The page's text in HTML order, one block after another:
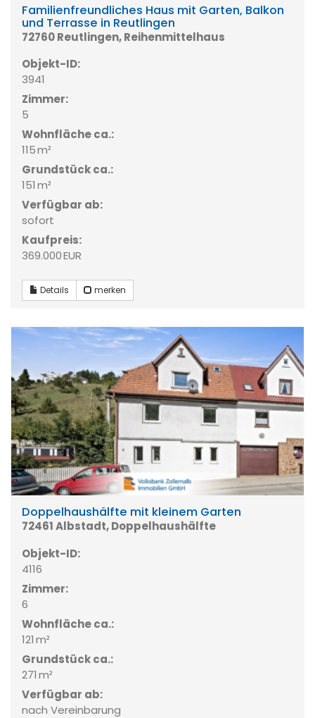
Familienfreundliches Haus mit Garten, Balkon
und Terrasse in Reutlingen
72760 Reutlingen, Reihenmittelhaus
Objekt-ID:
3941
Zimmer:
5
Wohnfläche ca.:
115 m²
Grund­stück ca.:
151 m²
Verfügbar ab:
sofort
Kaufpreis:
369.000 EUR
Details merken
Doppelhaushälfte mit kleinem Garten
72461 Albstadt, Doppelhaushälfte
Objekt-ID:
4116
Zimmer:
6
Wohnfläche ca.:
121 m²
Grund­stück ca.:
271 m²
Verfügbar ab:
nach Vereinbarung